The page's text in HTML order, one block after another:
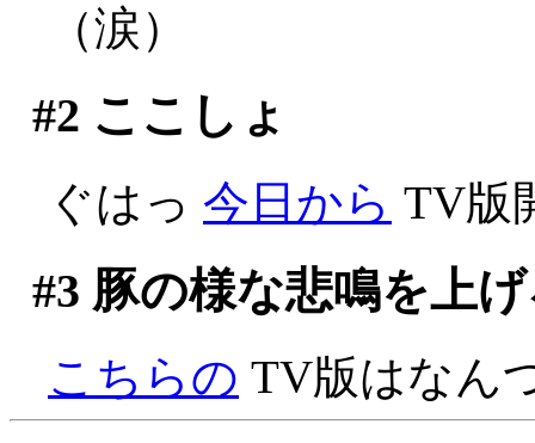
（涙）
#2 ここしょ
ぐはっ 今日から TV版
#3 豚の様な悲鳴を上
こちらの TV版はなん